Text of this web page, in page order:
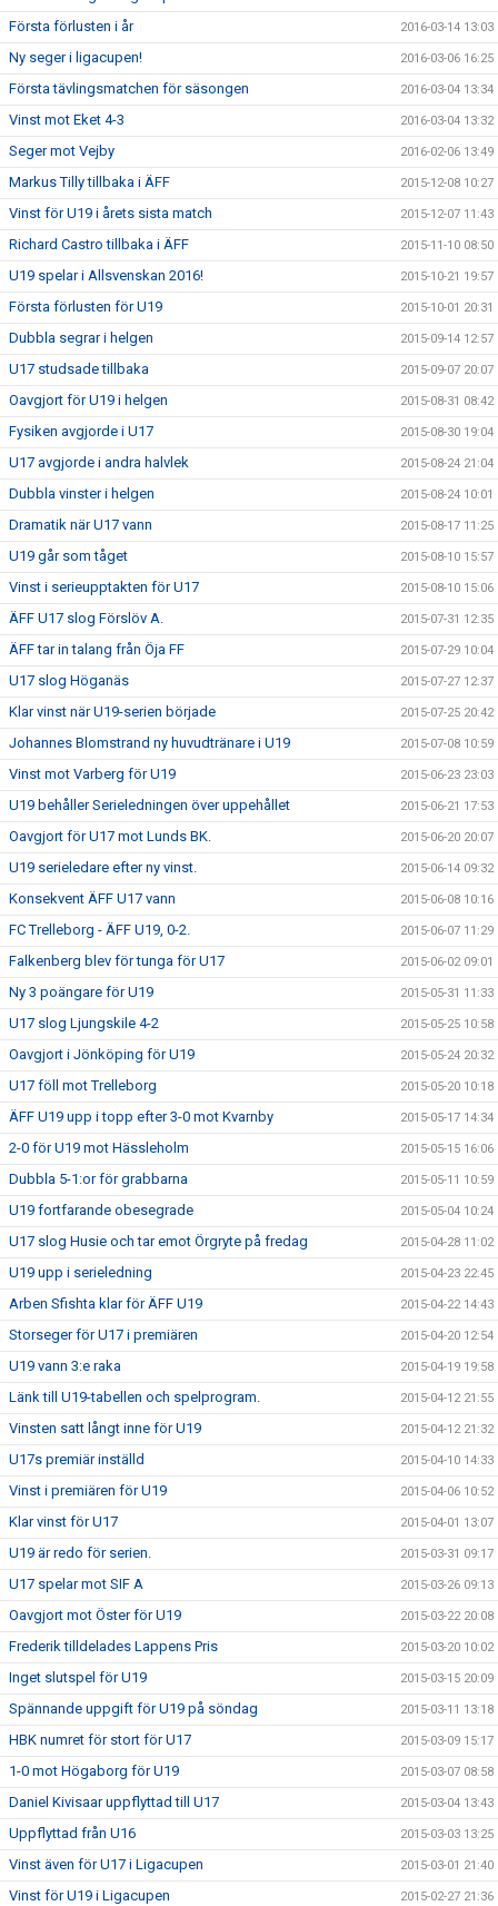
Första förlusten i år 2016-03-14 13:03
Ny seger i ligacupen! 2016-03-06 16:25
Första tävlingsmatchen för säsongen 2016-03-04 13:34
Vinst mot Eket 4-3 2016-03-04 13:32
Seger mot Vejby 2016-02-06 13:49
Markus Tilly tillbaka i ÄFF 2015-12-08 10:27
Vinst för U19 i årets sista match 2015-12-07 11:43
Richard Castro tillbaka i ÄFF 2015-11-10 08:50
U19 spelar i Allsvenskan 2016! 2015-10-21 19:57
Första förlusten för U19 2015-10-01 20:31
Dubbla segrar i helgen 2015-09-14 12:57
U17 studsade tillbaka 2015-09-07 20:07
Oavgjort för U19 i helgen 2015-08-31 08:42
Fysiken avgjorde i U17 2015-08-30 19:04
U17 avgjorde i andra halvlek 2015-08-24 21:04
Dubbla vinster i helgen 2015-08-24 10:01
Dramatik när U17 vann 2015-08-17 11:25
U19 går som tåget 2015-08-10 15:57
Vinst i serieupptakten för U17 2015-08-10 15:06
ÄFF U17 slog Förslöv A. 2015-07-31 12:35
ÄFF tar in talang från Öja FF 2015-07-29 10:04
U17 slog Höganäs 2015-07-27 12:37
Klar vinst när U19-serien började 2015-07-25 20:42
Johannes Blomstrand ny huvudtränare i U19 2015-07-08 10:59
Vinst mot Varberg för U19 2015-06-23 23:03
U19 behåller Serieledningen över uppehållet 2015-06-21 17:53
Oavgjort för U17 mot Lunds BK. 2015-06-20 20:07
U19 serieledare efter ny vinst. 2015-06-14 09:32
Konsekvent ÄFF U17 vann 2015-06-08 10:16
FC Trelleborg - ÄFF U19, 0-2. 2015-06-07 11:29
Falkenberg blev för tunga för U17 2015-06-02 09:01
Ny 3 poängare för U19 2015-05-31 11:33
U17 slog Ljungskile 4-2 2015-05-25 10:58
Oavgjort i Jönköping för U19 2015-05-24 20:32
U17 föll mot Trelleborg 2015-05-20 10:18
ÄFF U19 upp i topp efter 3-0 mot Kvarnby 2015-05-17 14:34
2-0 för U19 mot Hässleholm 2015-05-15 16:06
Dubbla 5-1:or för grabbarna 2015-05-11 10:59
U19 fortfarande obesegrade 2015-05-04 10:24
U17 slog Husie och tar emot Örgryte på fredag 2015-04-28 11:02
U19 upp i serieledning 2015-04-23 22:45
Arben Sfishta klar för ÄFF U19 2015-04-22 14:43
Storseger för U17 i premiären 2015-04-20 12:54
U19 vann 3:e raka 2015-04-19 19:58
Länk till U19-tabellen och spelprogram. 2015-04-12 21:55
Vinsten satt långt inne för U19 2015-04-12 21:32
U17s premiär inställd 2015-04-10 14:33
Vinst i premiären för U19 2015-04-06 10:52
Klar vinst för U17 2015-04-01 13:07
U19 är redo för serien. 2015-03-31 09:17
U17 spelar mot SIF A 2015-03-26 09:13
Oavgjort mot Öster för U19 2015-03-22 20:08
Frederik tilldelades Lappens Pris 2015-03-20 10:02
Inget slutspel för U19 2015-03-15 20:09
Spännande uppgift för U19 på söndag 2015-03-11 13:18
HBK numret för stort för U17 2015-03-09 15:17
1-0 mot Högaborg för U19 2015-03-07 08:58
Daniel Kivisaar uppflyttad till U17 2015-03-04 13:43
Uppflyttad från U16 2015-03-03 13:25
Vinst även för U17 i Ligacupen 2015-03-01 21:40
Vinst för U19 i Ligacupen 2015-02-27 21:36